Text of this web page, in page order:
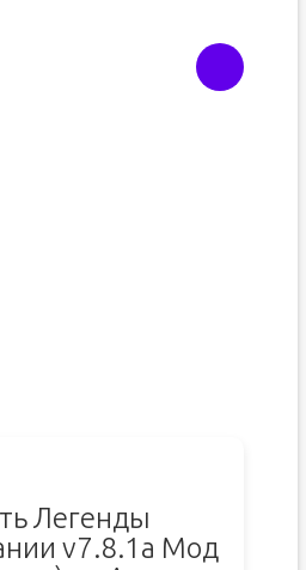
Легенды
v7.8.1a Мод